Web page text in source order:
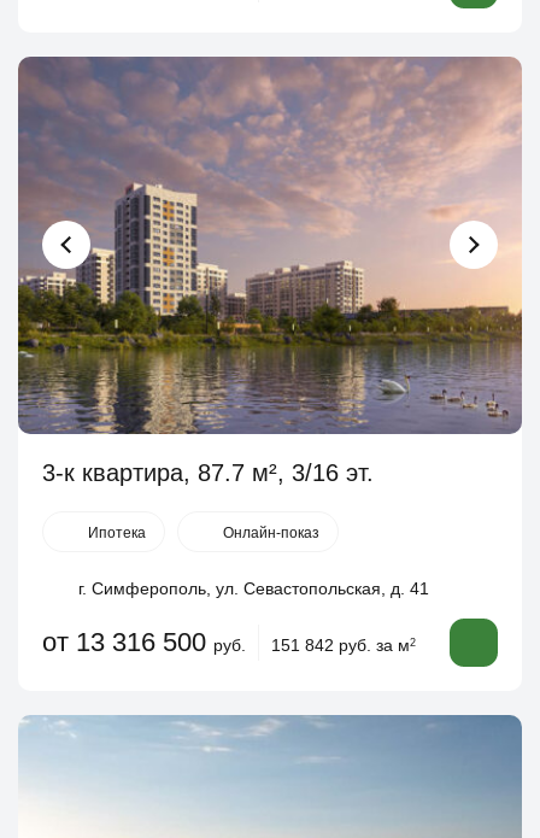
3-к квартира, 87.7 м², 3/16 эт.
Ипотека Онлайн-показ
г. Симферополь, ул. Севастопольская, д. 41
от 13 316 500 руб. 151 842 руб. за м2